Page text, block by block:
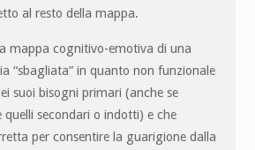
al resto della mappa.
mappa cognitivo-emotiva di una
“sbagliata” in quanto non funzionale
suoi bisogni primari (anche se
quelli secondari o indotti) e che
per consentire la guarigione dalla